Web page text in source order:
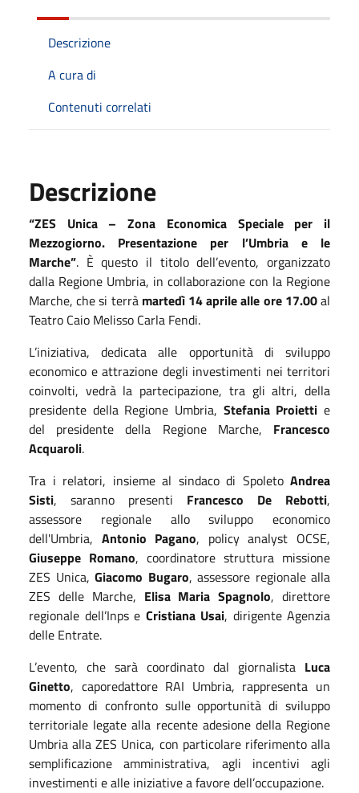
Descrizione
A cura di
Contenuti correlati
Descrizione
“ZES Unica – Zona Economica Speciale per il
Mezzogiorno. Presentazione per l’Umbria e le
Marche”. È questo il titolo dell’evento, organizzato
dalla Regione Umbria, in collaborazione con la Regione
Marche, che si terrà martedì 14 aprile alle ore 17.00al
Teatro Caio Melisso Carla Fendi.
L’iniziativa, dedicata alle opportunità di sviluppo
economico e attrazione degli investimenti nei territori
coinvolti, vedrà la partecipazione, tra gli altri, della
presidente della Regione Umbria, Stefania Proiettie
del presidente della Regione Marche, Francesco
Acquaroli.
Tra i relatori, insieme al sindaco di Spoleto Andrea
Sisti, saranno presenti Francesco De Rebotti,
assessore regionale allo sviluppo economico
dell'Umbria, Antonio Pagano, policy analyst OCSE,
Giuseppe Romano, coordinatore struttura missione
ZES Unica, Giacomo Bugaro, assessore regionale alla
ZES delle Marche, Elisa Maria Spagnolo, direttore
regionale dell’Inps e Cristiana Usai, dirigente Agenzia
delle Entrate.
L’evento, che sarà coordinato dal giornalista Luca
Ginetto, caporedattore RAI Umbria, rappresenta un
momento di confronto sulle opportunità di sviluppo
territoriale legate alla recente adesione della Regione
Umbria alla ZES Unica, con particolare riferimento alla
semplificazione amministrativa, agli incentivi agli
investimenti e alle iniziative a favore dell’occupazione.